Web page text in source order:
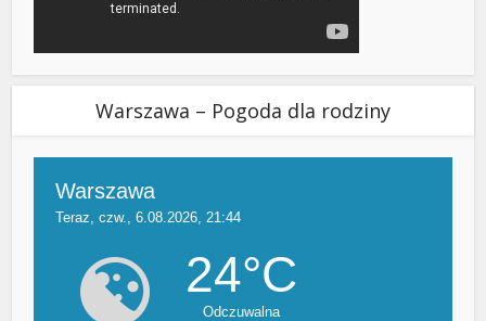
Warszawa – Pogoda dla rodziny